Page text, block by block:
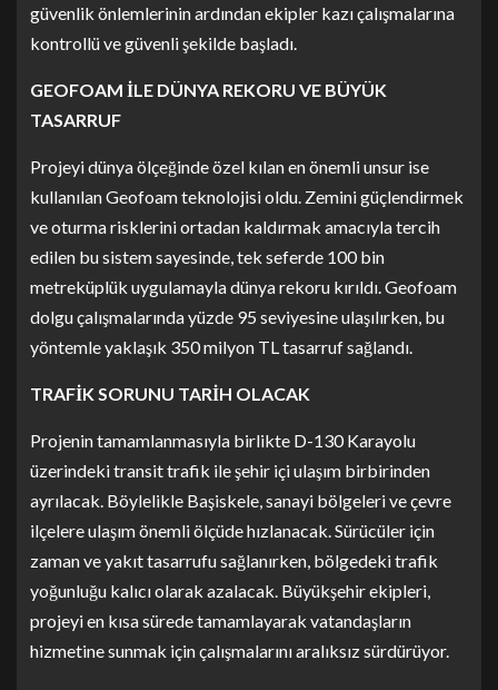
güvenlik önlemlerinin ardından ekipler kazı çalışmalarına
kontrollü ve güvenli şekilde başladı.
GEOFOAM İLE DÜNYA REKORU VE BÜYÜK
TASARRUF
Projeyi dünya ölçeğinde özel kılan en önemli unsur ise
kullanılan Geofoam teknolojisi oldu. Zemini güçlendirmek
ve oturma risklerini ortadan kaldırmak amacıyla tercih
edilen bu sistem sayesinde, tek seferde 100 bin
metreküplük uygulamayla dünya rekoru kırıldı. Geofoam
dolgu çalışmalarında yüzde 95 seviyesine ulaşılırken, bu
yöntemle yaklaşık 350 milyon TL tasarruf sağlandı.
TRAFİK SORUNU TARİH OLACAK
Projenin tamamlanmasıyla birlikte D-130 Karayolu
üzerindeki transit trafik ile şehir içi ulaşım birbirinden
ayrılacak. Böylelikle Başiskele, sanayi bölgeleri ve çevre
ilçelere ulaşım önemli ölçüde hızlanacak. Sürücüler için
zaman ve yakıt tasarrufu sağlanırken, bölgedeki trafik
yoğunluğu kalıcı olarak azalacak. Büyükşehir ekipleri,
projeyi en kısa sürede tamamlayarak vatandaşların
hizmetine sunmak için çalışmalarını aralıksız sürdürüyor.